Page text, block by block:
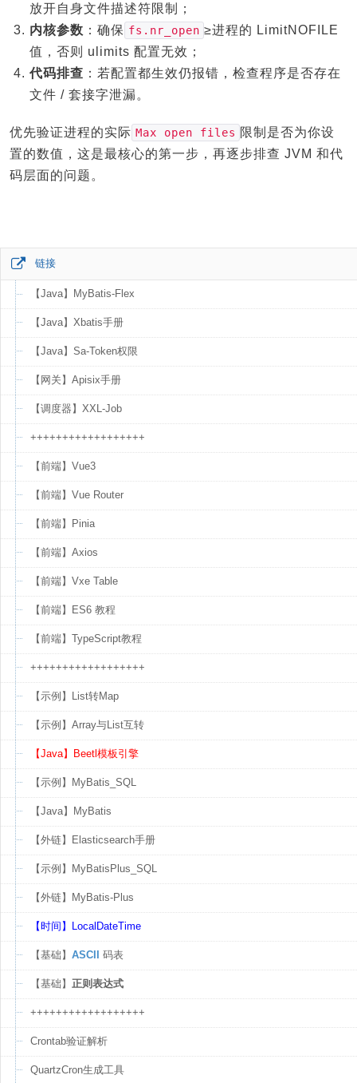
放开自身文件描述符限制；
内核参数 ：确保 fs.nr_open ≥进程的 LimitNOFILE
值，否则 ulimits 配置无效；
代码排查 ：若配置都生效仍报错，检查程序是否存在
文件 / 套接字泄漏。
优先验证进程的实际 Max open files 限制是否为你设
置的数值，这是最核心的第一步，再逐步排查 JVM 和代
码层面的问题。
链接
【Java】MyBatis-Flex
【Java】Xbatis手册
【Java】Sa-Token权限
【网关】Apisix手册
【调度器】XXL-Job
++++++++++++++++++
【前端】Vue3
【前端】Vue Router
【前端】Pinia
【前端】Axios
【前端】Vxe Table
【前端】ES6 教程
【前端】TypeScript教程
++++++++++++++++++
【示例】List转Map
【示例】Array与List互转
【Java】Beetl模板引擎
【示例】MyBatis_SQL
【Java】MyBatis
【外链】Elasticsearch手册
【示例】MyBatisPlus_SQL
【外链】MyBatis-Plus
【时间】LocalDateTime
【基础】 ASCII 码表
【基础】 正则表达式
++++++++++++++++++
Crontab验证解析
QuartzCron生成工具